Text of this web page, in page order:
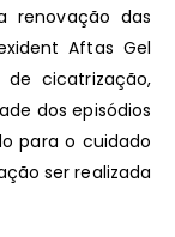
renovação das
Aftas Gel
de cicatrização,
dos episódios
para o cuidado
ser realizada